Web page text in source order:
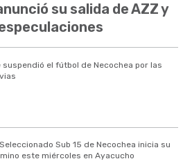
su salida de AZZ y
suspendió el fútbol de Necochea por las
Sub 15 de Necochea inicia su
este miércoles en Ayacucho